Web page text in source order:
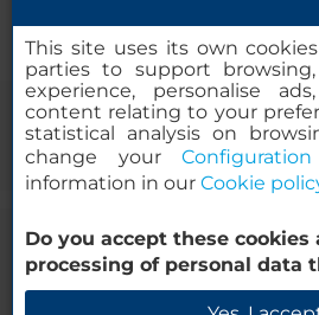
© 2000-2026 MINOR HOTELS EUROPE &
120. 28003 Madrid,
This site uses its own
parties to support
experience, personalise
content relating to your
statistical analysis on
change yourConfiguration
information in our Cookie
Do you accept these cookies
processing of personal data